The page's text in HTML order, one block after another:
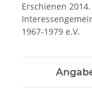
Erschienen
1967-1979 e.V.